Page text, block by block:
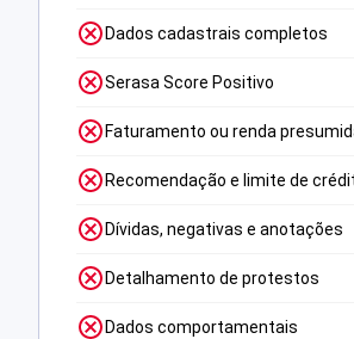
Dados cadastrais completos
Serasa Score Positivo
Faturamento ou renda
Recomendação e limite de
Dívidas, negativas e anotações
Detalhamento de protestos
Dados comportamentais